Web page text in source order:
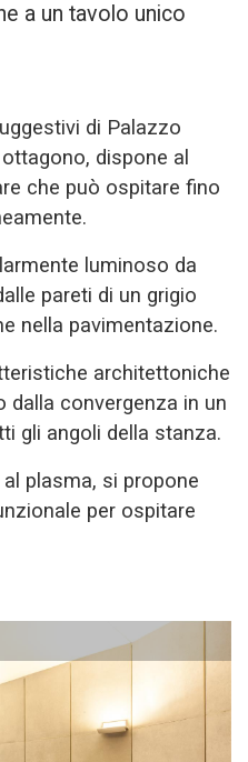
a un tavolo unico
di Palazzo
dispone al
che può ospitare fino
luminoso da
pareti di un grigio
nella pavimentazione.
architettoniche
dalla convergenza in un
gli angoli della stanza.
plasma, si propone
per ospitare